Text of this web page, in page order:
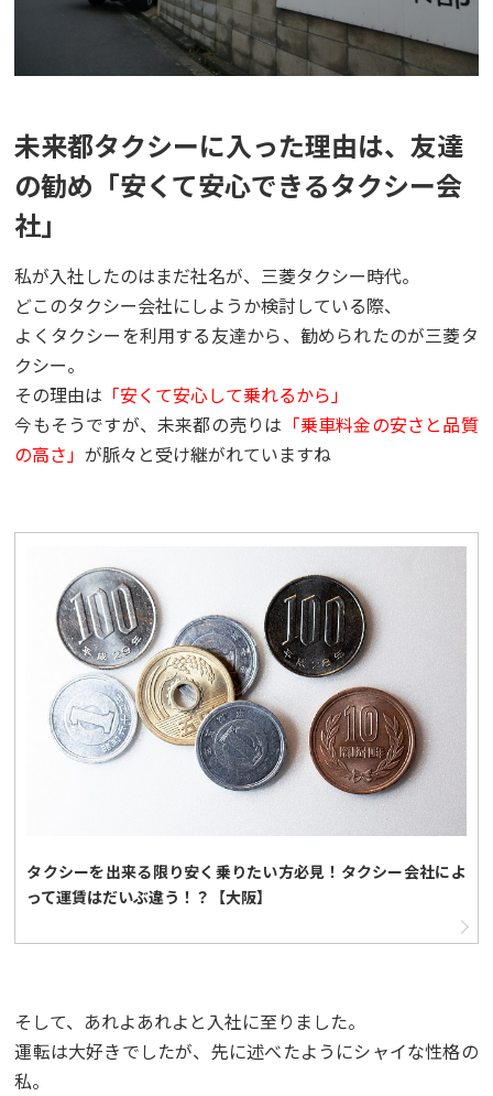
未来都タクシーに入った理由は、友達
の勧め「安くて安心できるタクシー会
社」
私が入社したのはまだ社名が、三菱タクシー時代。
どこのタクシー会社にしようか検討している際、
よくタクシーを利用する友達から、勧められたのが三菱タ
クシー。
その理由は 「安くて安心して乗れるから」
今もそうですが、未来都の売りは 「乗車料金の安さと品質
の高さ」が脈々と受け継がれていますね
タクシーを出来る限り安く乗りたい方必見！タクシー会社によ
って運賃はだいぶ違う！？【大阪】
そして、あれよあれよと入社に至りました。
運転は大好きでしたが、先に述べたようにシャイな性格の
私。